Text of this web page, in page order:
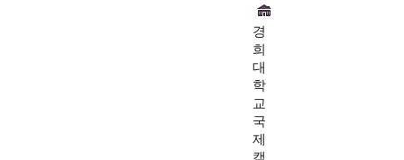
경
희
대
학
교
국
제